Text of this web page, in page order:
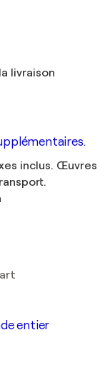
livraison
inclus. Œuvres
entier